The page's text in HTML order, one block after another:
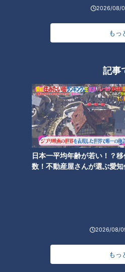
2026/08/
もっ
記事
日本一平均年齢が若い！？
数！不動産屋さんが選ぶ愛知
2026/08/
もっ
この記事を見たあなたへのお
フランス人は菓子店「シャトレ
ーゼ」の店名に顔を赤らめる？
ー
「糖尿病」夏の食生活に注
【
「味しみ春雨の中華サラダ」の
【